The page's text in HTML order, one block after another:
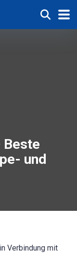
Beste
und
Verbindung mit